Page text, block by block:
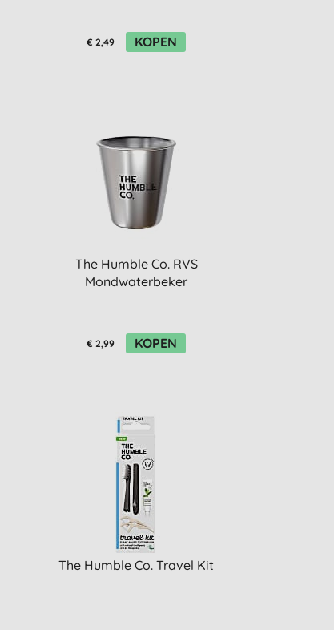
€ 2,49 KOPEN
The Humble Co. RVS
Mondwaterbeker
€ 2,99 KOPEN
The Humble Co. Travel Kit